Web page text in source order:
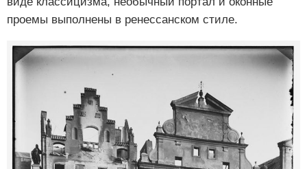
проемы выполнены в ренессанском стиле.